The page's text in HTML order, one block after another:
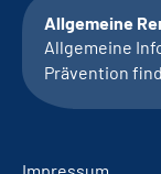
Allgemeine
Allgemeine
Prävention